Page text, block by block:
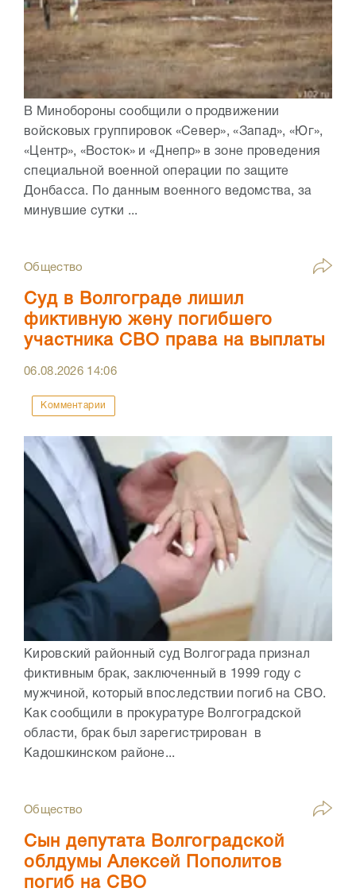
В Минобороны сообщили о продвижении
войсковых группировок «Север», «Запад», «Юг»,
«Центр», «Восток» и «Днепр» в зоне проведения
специальной военной операции по защите
Донбасса. По данным военного ведомства, за
минувшие сутки ...
Общество
Суд в Волгограде лишил
фиктивную жену погибшего
участника СВО права на выплаты
06.08.2026 14:06
Комментарии
Кировский районный суд Волгограда признал
фиктивным брак, заключенный в 1999 году с
мужчиной, который впоследствии погиб на СВО.
Как сообщили в прокуратуре Волгоградской
области, брак был зарегистрирован в
Кадошкинском районе...
Общество
Сын депутата Волгоградской
облдумы Алексей Пополитов
погиб на СВО